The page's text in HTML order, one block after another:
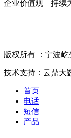
企业价值观：持续
版权所有 ：宁波屹
技术支持：云鼎大
首页
电话
短信
产品